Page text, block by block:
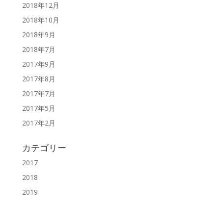
2018年12月
2018年10月
2018年9月
2018年7月
2017年9月
2017年8月
2017年7月
2017年5月
2017年2月
カテゴリー
2017
2018
2019